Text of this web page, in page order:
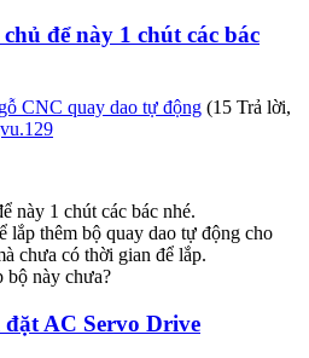
để này 1 chút các bác
CNC quay dao tự động (15 Trả lời,
này 1 chút các bác nhé.
lắp thêm bộ quay dao tự động cho
chưa có thời gian để lắp.
bộ này chưa?
AC Servo Drive